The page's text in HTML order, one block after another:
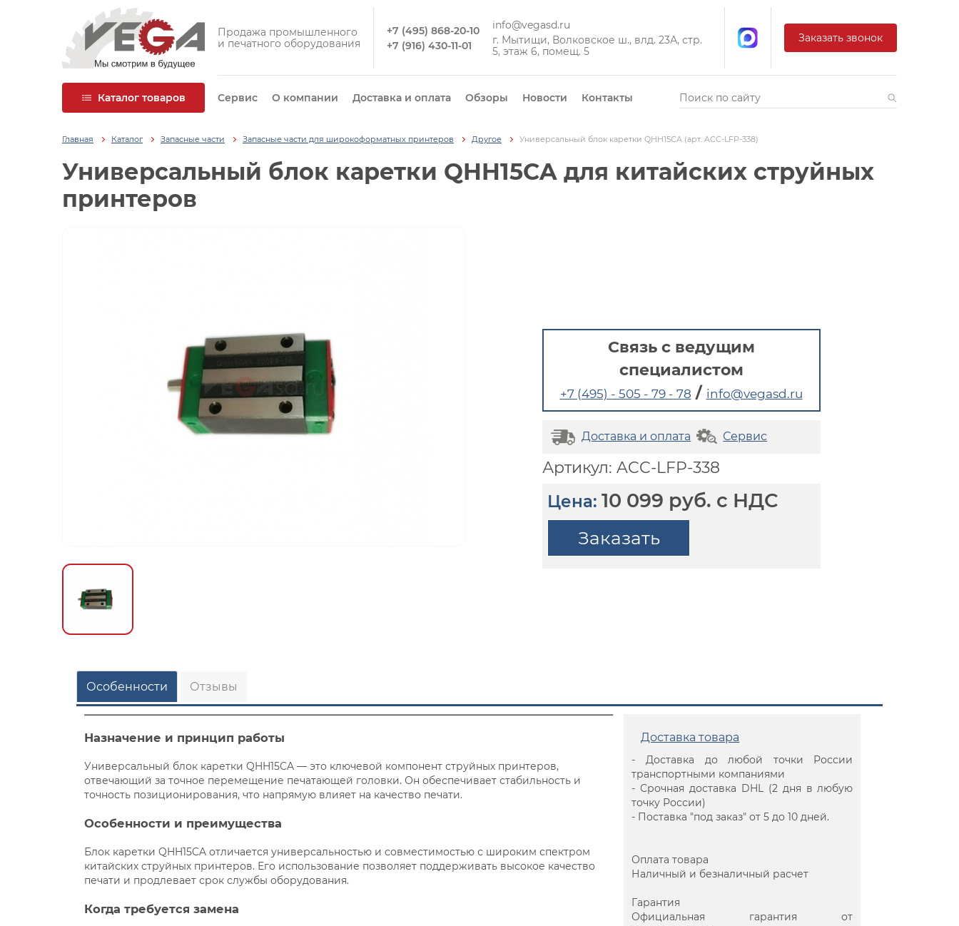
Продажа промышленного
и печатного оборудования
+7 (495) 868-20-10
+7 (916) 430-11-01
info@vegasd.ru
г. Мытищи, Волковское ш., влд. 23А, стр.
5, этаж 6, помещ. 5
Заказать звонок
Каталог товаров Сервис О компании Доставка и оплата Обзоры Новости Контакты
Главная Каталог Запасные части Запасные части для широкоформатных принтеров Другое Универсальный блок каретки QHH15CA (арт. ACC-LFP-338)
Универсальный блок каретки QHH15CA для китайских струйных
принтеров
Связь с ведущим
специалистом
+7 (495) - 505 - 79 - 78 / info@vegasd.ru
Доставка и оплата Сервис
Артикул: ACC-LFP-338
Цена:10 099 руб. с НДС
Заказать
Особенности
Назначение и принцип работы
Универсальный блок каретки QHH15CA — это ключевой компонент струйных принтеров,
отвечающий за точное перемещение печатающей головки. Он обеспечивает стабильность и
точность позиционирования, что напрямую влияет на качество печати.
Особенности и преимущества
Блок каретки QHH15CA отличается универсальностью и совместимостью с широким спектром
китайских струйных принтеров. Его использование позволяет поддерживать высокое качество
печати и продлевает срок службы оборудования.
Когда требуется замена
Доставка товара
- Доставка до любой точки России
транспортными компаниями
- Срочная доставка DHL (2 дня в любую
точку России)
- Поставка "под заказ" от 5 до 10 дней.
Оплата товара
Наличный и безналичный расчет
Гарантия
Официальная гарантия от
Отзывы